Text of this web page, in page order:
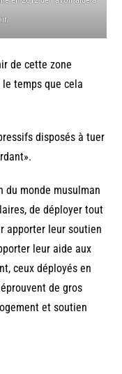
de cette zone
temps que cela
disposés à tuer
du monde musulman
de déployer tout
apporter leur soutien
leur aide aux
ceux déployés en
de gros
et soutien